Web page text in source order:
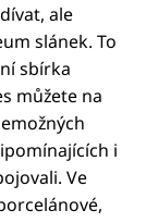
ale
slánek. To
sbírka
můžete na
i
Ve